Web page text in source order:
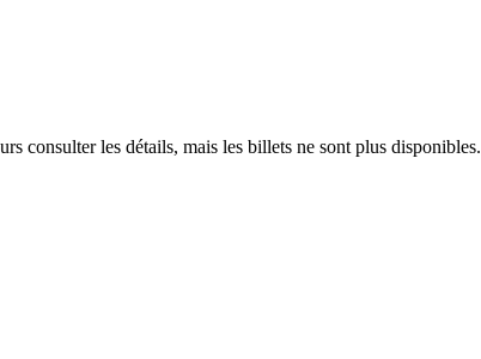
consulter les détails, mais les billets ne sont plus disponibles.